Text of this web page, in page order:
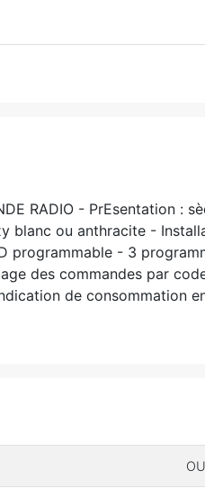
RADIO - PrEsentation :
blanc ou anthracite -
programmable - 3
des commandes par
de consommation